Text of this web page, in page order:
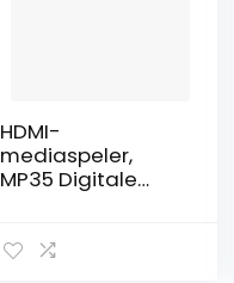
HDMI-
mediaspeler,
MP35 Digitale
30Hz Videospeler